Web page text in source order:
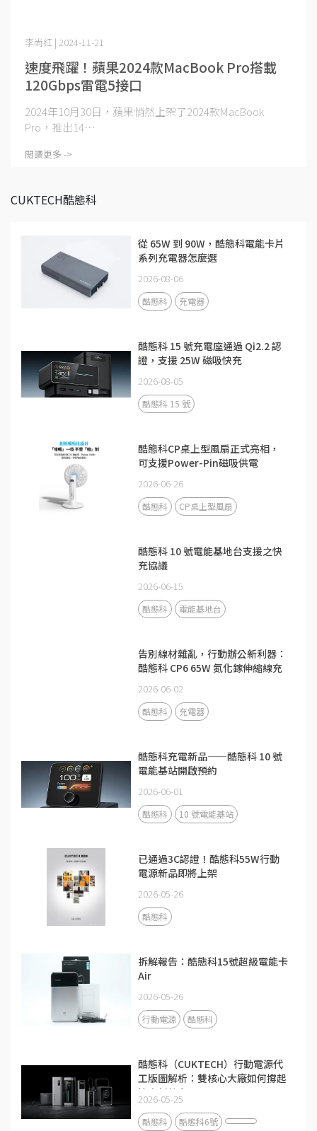
速度飛躍！蘋果2024款MacBook Pro搭載
120Gbps雷電5接口
李尚紅 | 2024-11-21
2024年10月30日，蘋果悄然上架了2024款MacBook
Pro，推出14⋯
閱讀更多 ->
CUKTECH酷態科
從 65W 到 90W，酷態科電能卡片
系列充電器怎麼選
2026-08-06
酷態科 充電器
酷態科 15 號充電座通過 Qi2.2 認
證，支援 25W 磁吸快充
2026-08-05
酷態科 15 號
酷態科CP桌上型風扇正式亮相，
可支援Power-Pin磁吸供電
2026-06-26
酷態科 CP桌上型風扇
酷態科 10 號電能基地台支援之快
充協議
2026-06-15
酷態科 電能基地台
告別線材雜亂，行動辦公新利器：
酷態科 CP6 65W 氮化鎵伸縮線充
2026-06-02
酷態科 充電器
酷態科充電新品——酷態科 10 號
電能基站開啟預約
2026-06-01
酷態科 10 號電能基站
已通過3C認證！酷態科55W行動
電源新品即將上架
2026-05-26
酷態科
拆解報告：酷態科15號超級電能卡
Air
2026-05-26
行動電源 酷態科
酷態科（CUKTECH）行動電源代
工版圖解析：雙核心大廠如何撐起
快充新勢力？
2026-05-25
酷態科 酷態科6號